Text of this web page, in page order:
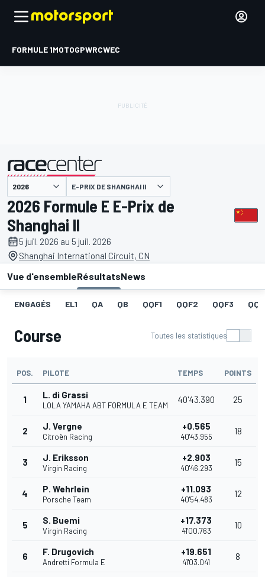
FORMULE 1MOTOGPWRCWEC
présenté par E-PRIX DE SHANGHAI II
2026 Formule E E-Prix de
Shanghai II
5 juil. 2026 au 5 juil. 2026
Shanghai International Circuit, CN
Vue d'ensembleRésultatsNews
ENGAGÉS EL1 QA QB QQF1 QQF2 QQF3
Course Toutes les statistiques
POS. PILOTE TEMPS POINTS
1 L. di Grassi
LOLA YAMAHA ABT FORMULA E TEAM
40'43.390 25
2 J. Vergne
Citroën Racing
+0.565
40'43.955
18
3 J. Eriksson
Virgin Racing
+2.903
40'46.293
15
4 P. Wehrlein
Porsche Team
+11.093
40'54.483
12
5 S. Buemi
Virgin Racing
+17.373
41'00.763
10
6 F. Drugovich
Andretti Formula E
+19.651
41'03.041
8